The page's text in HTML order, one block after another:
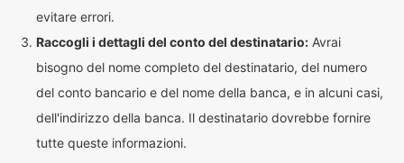
evitare errori.
Raccogli i dettagli del conto del destinatario: Avrai
bisogno del nome completo del destinatario, del numero
del conto bancario e del nome della banca, e in alcuni casi,
dell'indirizzo della banca. Il destinatario dovrebbe fornire
tutte queste informazioni.